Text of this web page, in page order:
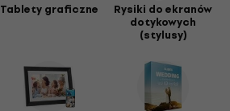
Tablety graficzne Rysiki do ekranów
dotykowych
(stylusy)